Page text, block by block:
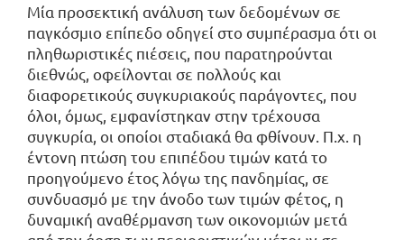
Μία προσεκτική ανάλυση των δεδομένων σε
παγκόσμιο επίπεδο οδηγεί στο συμπέρασμα ότι οι
πληθωριστικές πιέσεις, που παρατηρούνται
διεθνώς, οφείλονται σε πολλούς και
διαφορετικούς συγκυριακούς παράγοντες, που
όλοι, όμως, εμφανίστηκαν στην τρέχουσα
συγκυρία, οι οποίοι σταδιακά θα φθίνουν. Π.χ. η
έντονη πτώση του επιπέδου τιμών κατά το
προηγούμενο έτος λόγω της πανδημίας, σε
συνδυασμό με την άνοδο των τιμών φέτος, η
δυναμική αναθέρμανση των οικονομιών μετά